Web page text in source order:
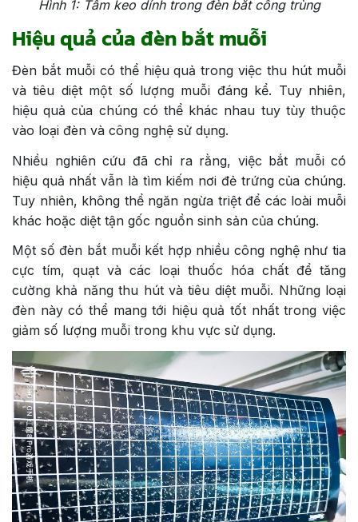
Hình 1: Tấm keo dính trong đèn bắt công trùng
Hiệu quả của đèn bắt muỗi
Đèn bắt muỗi có thể hiệu quả trong việc thu hút muỗi
và tiêu diệt một số lượng muỗi đáng kể. Tuy nhiên,
hiệu quả của chúng có thể khác nhau tuy tùy thuộc
vào loại đèn và công nghệ sử dụng.
Nhiều nghiên cứu đã chỉ ra rằng, việc bắt muỗi có
hiệu quả nhất vẫn là tìm kiếm nơi đẻ trứng của chúng.
Tuy nhiên, không thể ngăn ngừa triệt để các loài muỗi
khác hoặc diệt tận gốc nguồn sinh sản của chúng.
Một số đèn bắt muỗi kết hợp nhiều công nghệ như tia
cực tím, quạt và các loại thuốc hóa chất để tăng
cường khả năng thu hút và tiêu diệt muỗi. Những loại
đèn này có thể mang tới hiệu quả tốt nhất trong việc
giảm số lượng muỗi trong khu vực sử dụng.